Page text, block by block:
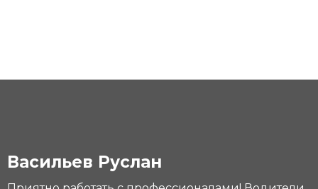
Васильев Руслан